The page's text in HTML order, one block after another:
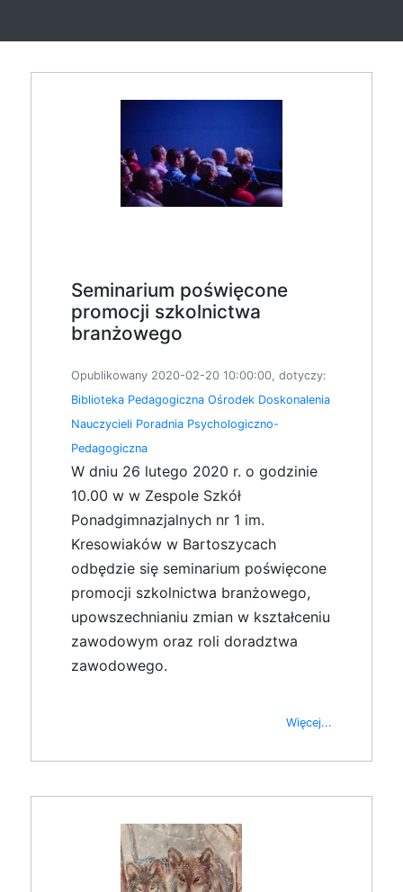
Seminarium poświęcone
promocji szkolnictwa
branżowego
Opublikowany 2020-02-20 10:00:00, dotyczy:
Biblioteka Pedagogiczna Ośrodek Doskonalenia
Nauczycieli Poradnia Psychologiczno-
Pedagogiczna
W dniu 26 lutego 2020 r. o godzinie
10.00 w w Zespole Szkół
Ponadgimnazjalnych nr 1 im.
Kresowiaków w Bartoszycach
odbędzie się seminarium poświęcone
promocji szkolnictwa branżowego,
upowszechnianiu zmian w kształceniu
zawodowym oraz roli doradztwa
zawodowego.
Więcej...